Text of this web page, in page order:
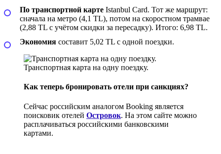
По транспортной карте Istanbul Card. Тот же маршрут:
сначала на метро (4,1 TL), потом на скоростном трамвае
(2,88 TL с учётом скидки за пересадку). Итого: 6,98 TL.
Экономия составит 5,02 TL с одной поездки.
Транспортная карта на одну поездку.
Как теперь бронировать отели при санкциях?
Сейчас российским аналогом Booking является
поисковик отелей Островок. На этом сайте можно
расплачиваться российскими банковскими
картами.